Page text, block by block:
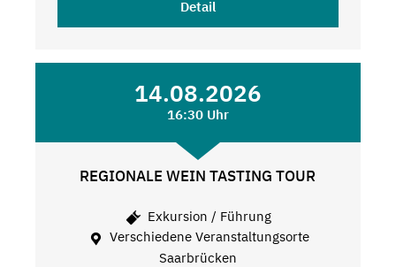
Detail
14.08.2026
16:30 Uhr
REGIONALE WEIN TASTING TOUR
Exkursion / Führung
Verschiedene Veranstaltungsorte
Saarbrücken